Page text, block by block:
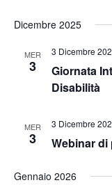
Dicembre 2025
MER
3
3 Dicembre
Giornata
Disabilità
MER
3
3 Dicembre
Webinar
Gennaio 2026